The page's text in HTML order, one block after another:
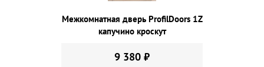
Межкомнатная дверь ProfilDoors 1Z
капучино кроскут
9 380 ₽